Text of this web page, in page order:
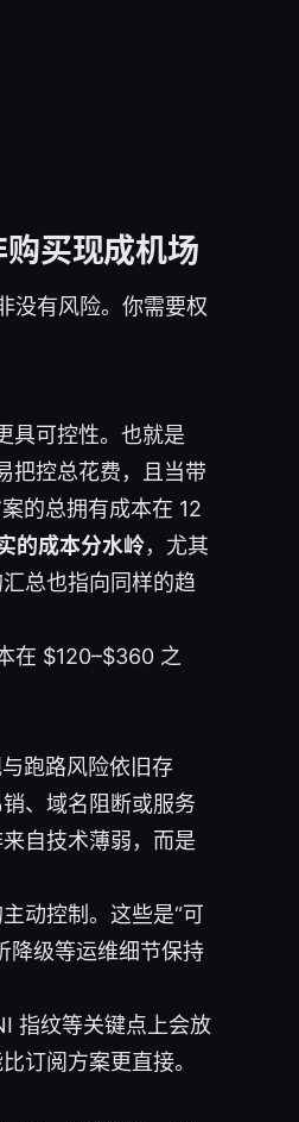
买现成机场
没有风险。你需要权
具可控性。也就是
把控总花费，且当带
的总拥有成本在 12
的成本分水岭，尤其
总也指向同样的趋
在 $120–$360 之
跑路风险依旧存
、域名阻断或服务
自技术薄弱，而是
动控制。这些是“可
降级等运维细节保持
指纹等关键点上会放
订阅方案更直接。